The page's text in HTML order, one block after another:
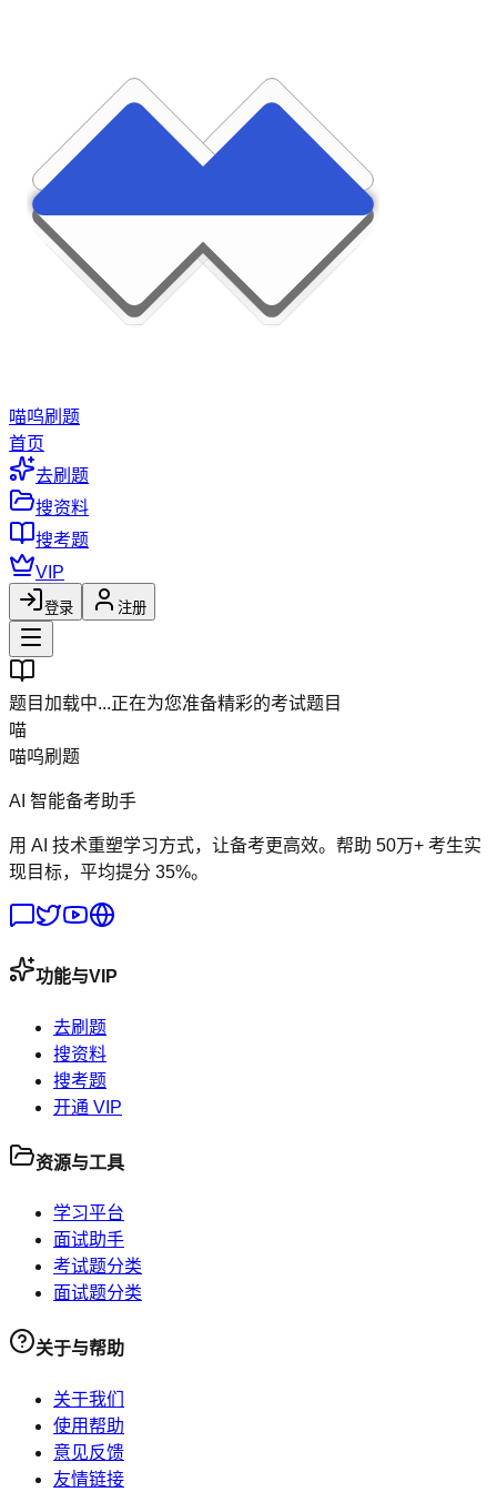
喵呜刷题
首页
去刷题
搜资料
搜考题
VIP
登录 注册
题目加载中...正在为您准备精彩的考试题目
喵
喵呜刷题
AI 智能备考助手
用 AI 技术重塑学习方式，让备考更高效。帮助 50万+ 考生实
现目标，平均提分 35%。
功能与VIP
去刷题
搜资料
搜考题
开通 VIP
资源与工具
学习平台
面试助手
考试题分类
面试题分类
关于与帮助
关于我们
使用帮助
意见反馈
友情链接